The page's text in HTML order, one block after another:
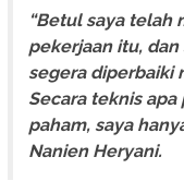
“Betul saya telah
pekerjaan itu,
segera diperbaiki
Secara teknis
paham, saya
Nanien Heryani.